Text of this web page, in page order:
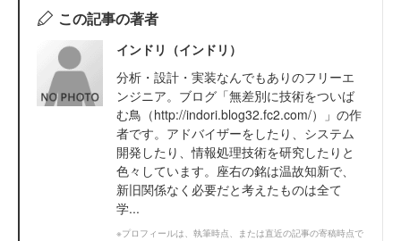
この記事の著者
インドリ（インドリ）
分析・設計・実装なんでもありのフリーエ
ンジニア。ブログ「無差別に技術をついば
む鳥（http://indori.blog32.fc2.com/）」の作
者です。アドバイザーをしたり、システム
開発したり、情報処理技術を研究したりと
色々しています。座右の銘は温故知新で、
新旧関係なく必要だと考えたものは全て
学...
※プロフィールは、執筆時点、または直近の記事の寄稿時点で